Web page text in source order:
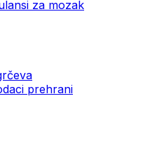
za mozak
prehrani